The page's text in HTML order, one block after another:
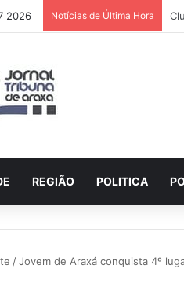
2026 Notícias de Última Hora
REGIÃO POLITICA
/Jovem de Araxá conquista 4º